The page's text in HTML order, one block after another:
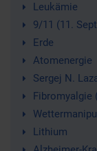
Leukämie
9/11 (11.
Erde
Atomenergie
Sergej N.
Fibromyalgie
Lithium